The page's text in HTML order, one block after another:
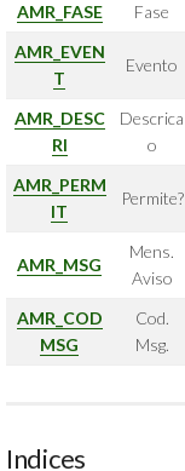
AMR_FASE
Fase
AMR_EVEN
T
Evento
AMR_DESC
RI
Descrica
o
AMR_PERM
IT
Permite?
AMR_MSG
Mens.
Aviso
AMR_COD
MSG
Cod.
Msg.
Indices